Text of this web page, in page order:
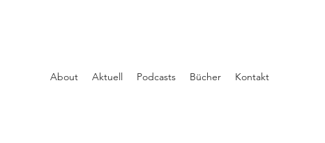
About Aktuell Podcasts Bücher Kontakt